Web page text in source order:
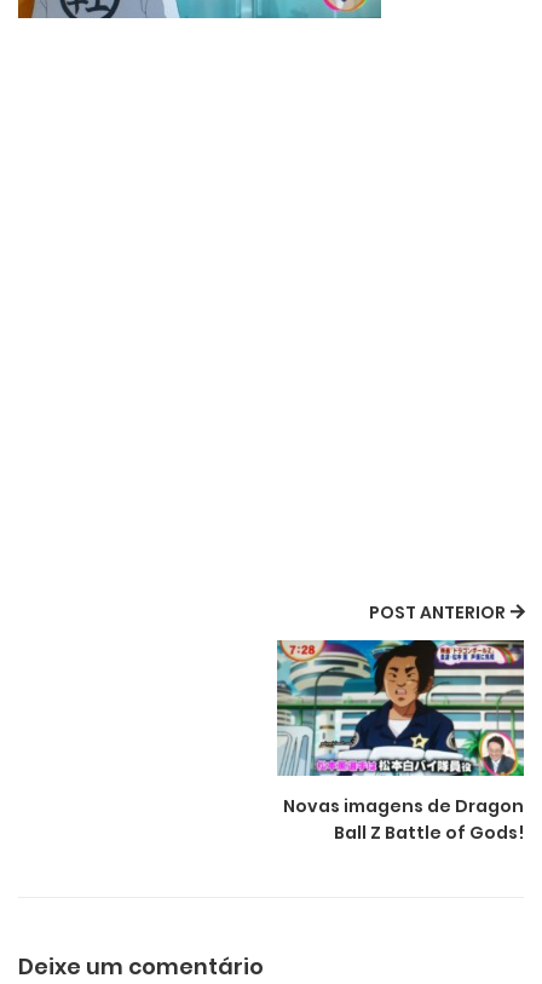
POST ANTERIOR
Novas imagens de Dragon
Ball Z Battle of Gods!
Deixe um comentário